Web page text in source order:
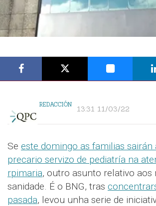
REDACCIÓN 13:31 11/03/22
Se este domingo as familias sairán
precario servizo de pediatría na
rpimaria, outro asunto relativo aos
sanidade. É o BNG, tras
pasada, levou unha serie de